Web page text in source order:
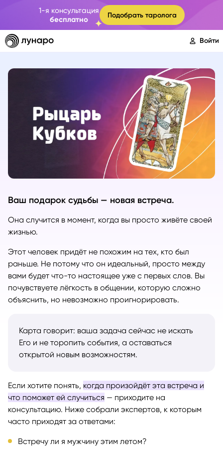
1-я консультация
бесплатно
Подобрать таролога
Войти
Ваш подарок судьбы — новая встреча.
Она случится в момент, когда вы просто живёте своей
жизнью.
Этот человек придёт не похожим на тех, кто был
раньше. Не потому что он идеальный, просто между
вами будет что-то настоящее уже с первых слов. Вы
почувствуете лёгкость в общении, которую сложно
объяснить, но невозможно проигнорировать.
Карта говорит: ваша задача сейчас не искать
Его и не торопить события, а оставаться
открытой новым возможностям.
Если хотите понять, когда произойдёт эта встреча и
что поможет ей случиться — приходите на
консультацию. Ниже собрали экспертов, к которым
часто приходят за ответами:
Встречу ли я мужчину этим летом?